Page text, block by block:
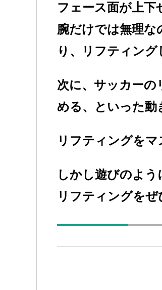
フェース面が上下
腕だけでは無理
り、リフティング
次に、サッカー
める、といった動
リフティングをマ
しかし遊びのよ
リフティングをぜ